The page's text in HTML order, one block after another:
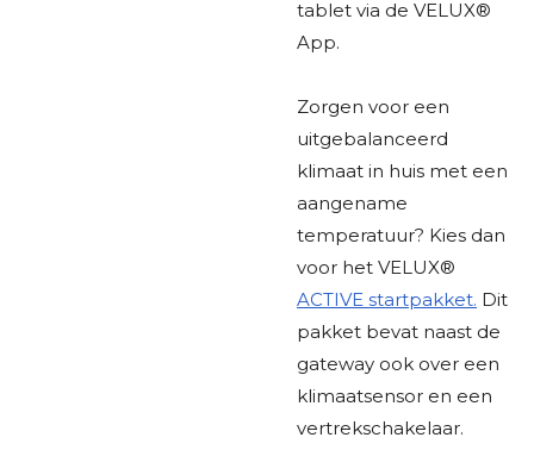
tablet via de VELUX®
App.
Zorgen voor een
uitgebalanceerd
klimaat in huis met een
aangename
temperatuur? Kies dan
voor het VELUX®
ACTIVE startpakket. Dit
pakket bevat naast de
gateway ook over een
klimaatsensor en een
vertrekschakelaar.